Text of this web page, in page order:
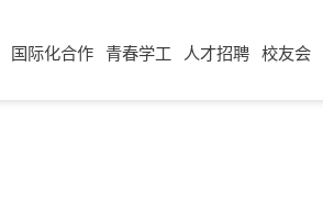
国际化合作 青春学工 人才招聘 校友会